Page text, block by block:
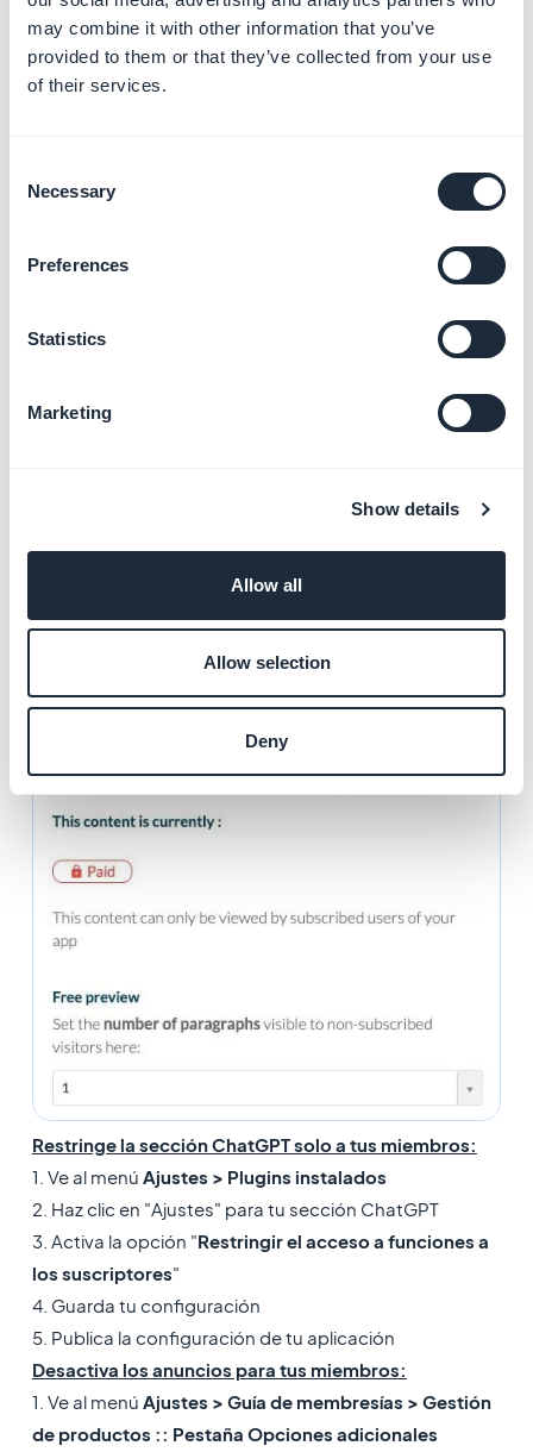
may combine it with other information that you’ve
provided to them or that they’ve collected from your use
of their services.
Selection
Necessary
Preferences
Statistics
Marketing
Show details
Allow all
Allow selection
Deny
También puedes seleccionar varios elementos
marcando la casilla y utilizar el menú desplegable para
restringir tus elementos.
1. Vae al menú
5. Cuando la opción está disponible, puedes
establecer la cantidad de párrafos visibles para el
visitante no suscrito.
Restringe la sección ChatGPT solo a tus miembros:
1. Ve al menú Ajustes > Plugins instalados
2. Haz clic en "Ajustes" para tu sección ChatGPT
3. Activa la opción "Restringir el acceso a funciones a
los suscriptores"
4. Guarda tu configuración
5. Publica la configuración de tu aplicación
Desactiva los anuncios para tus miembros:
1. Ve al menú Ajustes > Guía de membresías > Gestión
de productos :: Pestaña Opciones adicionales